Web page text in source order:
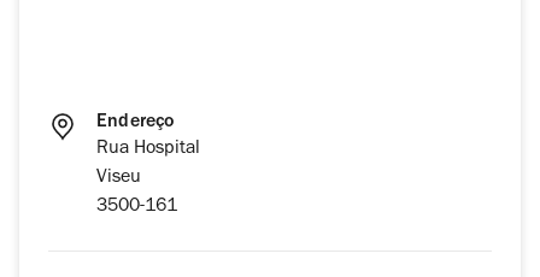
Endereço
Rua Hospital
Viseu
3500-161